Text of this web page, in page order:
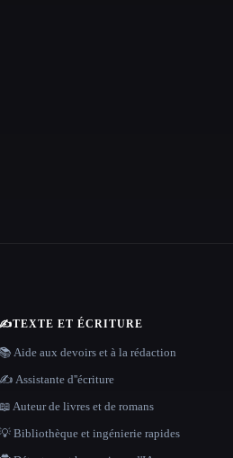
✍️TEXTE ET ÉCRITURE
📚 Aide aux devoirs et à la rédaction
✍️ Assistante d''écriture
📖 Auteur de livres et de romans
💡 Bibliothèque et ingénierie rapides